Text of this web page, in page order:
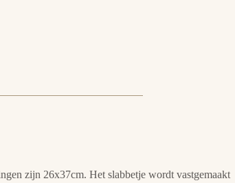
zijn 26x37cm. Het slabbetje wordt vastgemaakt